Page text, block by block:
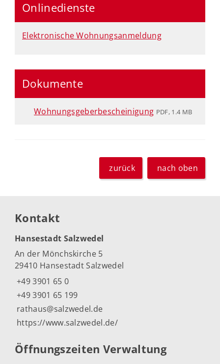
Onlinedienste
Elektronische Wohnungsanmeldung
Dokumente
Wohnungsgeberbescheinigung PDF, 1.4 MB
zurück nach oben
Kontakt
Hansestadt Salzwedel
An der Mönchskirche 5
29410 Hansestadt Salzwedel
+49 3901 65 0
+49 3901 65 199
rathaus@salzwedel.de
https://www.salzwedel.de/
Öffnungszeiten Verwaltung